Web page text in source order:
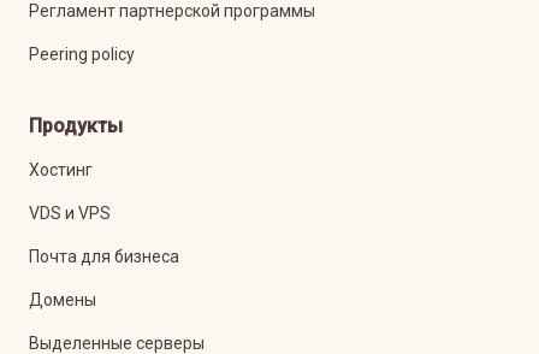
Регламент партнерской программы
Peering policy
Продукты
Хостинг
VDS и VPS
Почта для бизнеса
Домены
Выделенные серверы